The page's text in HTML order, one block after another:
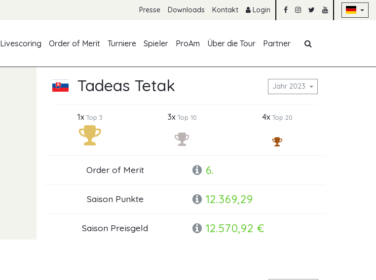
Presse Downloads Kontakt Login
Livescoring
Order of Merit Turniere Spieler ProAm Über die Tour Partner
Tadeas Tetak Jahr 2023
1xTop 3 3xTop 10 4xTop 20
Order of Merit 6.
Saison Punkte 12.369,29
Saison Preisgeld 12.570,92 €